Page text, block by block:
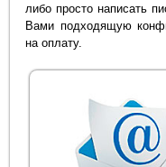
либо просто написать
Вами подходящую
на оплату.